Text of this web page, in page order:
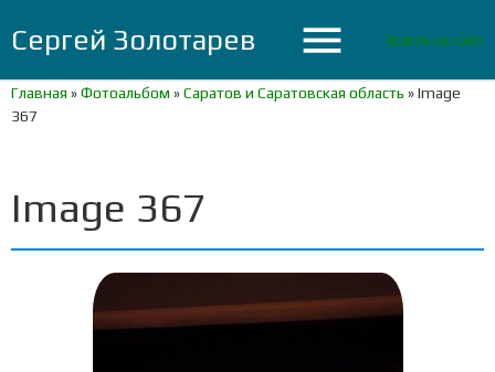
Сергей Золотарев menu Войти на сайт
Главная »Фотоальбом »Саратов и Саратовская область »Image
367
Image 367